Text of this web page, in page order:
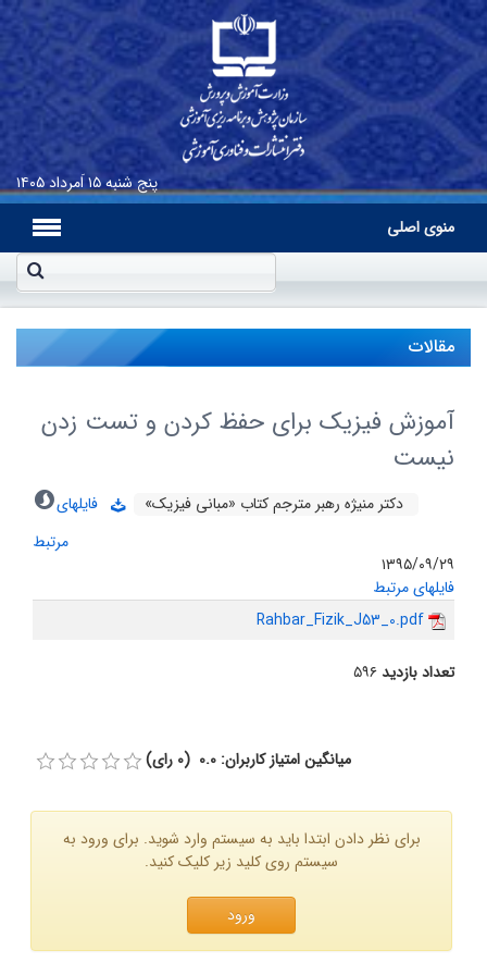
پنج شنبه۱۵ اَمرداد ۱۴۰۵
منوی اصلی
مقالات
آموزش فیزیک برای حفظ کردن و تست زدن
نیست
دکتر منیژه رهبر مترجم کتاب «مبانی فیزیک»
فایلهای
مرتبط
۱۳۹۵/۰۹/۲۹
فایلهای مرتبط
Rahbar_Fizik_J53_0.pdf
تعداد بازدید۵۹۶
میانگین امتیاز کاربران: 0.0 (0 رای)
برای نظر دادن ابتدا باید به سیستم وارد شوید. برای ورود به
سیستم روی کلید زیر کلیک کنید.
ورود